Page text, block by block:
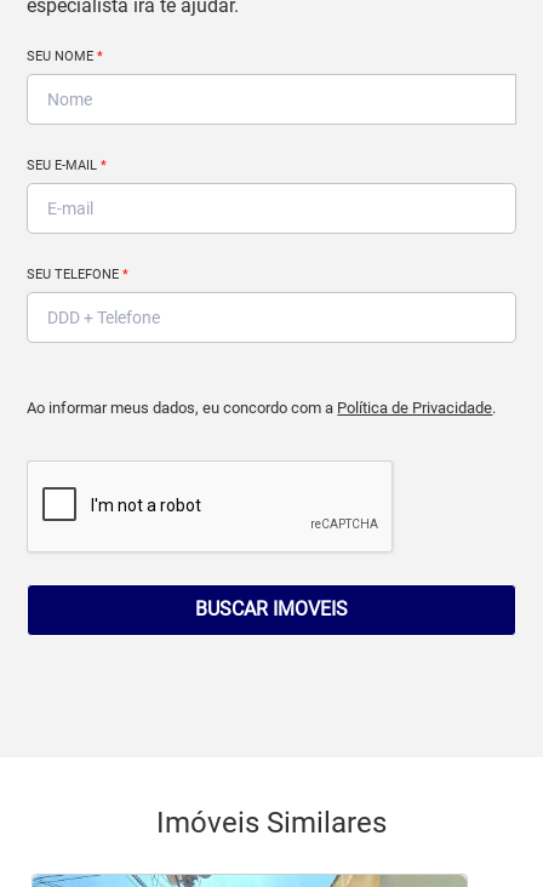
especialista irá te ajudar.
SEU NOME*
SEU E-MAIL*
SEU TELEFONE*
Ao informar meus dados, eu concordo com a Política de Privacidade.
BUSCAR IMOVEIS
Imóveis Similares